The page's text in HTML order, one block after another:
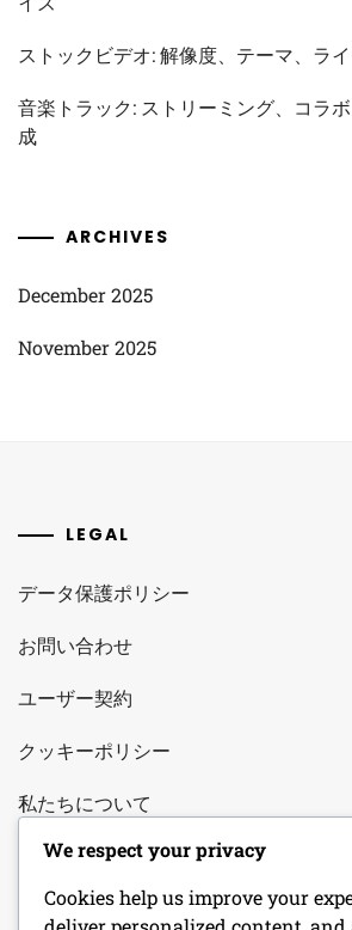
ストックビデオ: 解像度、テーマ、ラ
音楽トラック: ストリーミング、コラ
成
ARCHIVES
December 2025
November 2025
LEGAL
データ保護ポリシー
お問い合わせ
ユーザー契約
クッキーポリシー
私たちについて
LANGUAGE
Japanese▾
We respect your privacy
Cookies help us improve your